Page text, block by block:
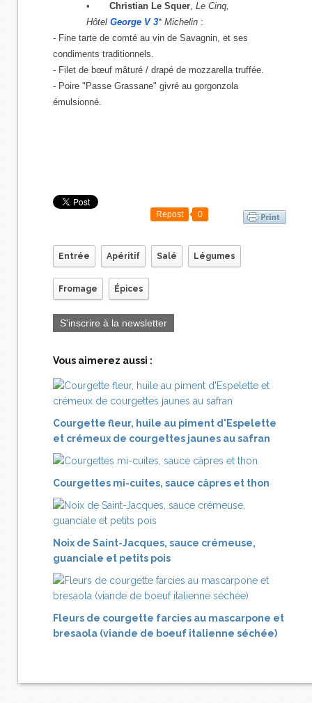
• Christian Le Squer, Le Cinq,
Hôtel George V 3* Michelin :
- Fine tarte de comté au vin de Savagnin, et ses
condiments traditionnels.
- Filet de bœuf mâturé / drapé de mozzarella truffée.
- Poire "Passe Grassane" givré au gorgonzola
émulsionné.
Repost 0
Entrée Apéritif Salé Légumes
Fromage Épices
S'inscrire à la newsletter
Vous aimerez aussi :
Courgette fleur, huile au piment d'Espelette
et crémeux de courgettes jaunes au safran
Courgettes mi-cuites, sauce câpres et thon
Noix de Saint-Jacques, sauce crémeuse,
guanciale et petits pois
Fleurs de courgette farcies au mascarpone et
bresaola (viande de boeuf italienne séchée)